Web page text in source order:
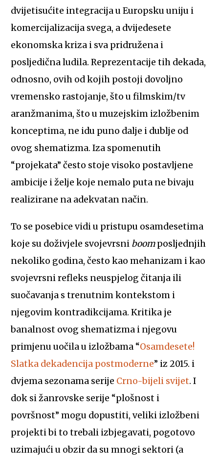
dvijetisućite integracija u Europsku uniju i
komercijalizacija svega, a dvijedesete
ekonomska kriza i sva pridružena i
posljedična ludila. Reprezentacije tih dekada,
odnosno, ovih od kojih postoji dovoljno
vremensko rastojanje, što u filmskim/tv
aranžmanima, što u muzejskim izložbenim
konceptima, ne idu puno dalje i dublje od
ovog shematizma. Iza spomenutih
“projekata” često stoje visoko postavljene
ambicije i želje koje nemalo puta ne bivaju
realizirane na adekvatan način.
To se posebice vidi u pristupu osamdesetima
koje su doživjele svojevrsni boomposljednjih
nekoliko godina, često kao mehanizam i kao
svojevrsni refleks neuspjelog čitanja ili
suočavanja s trenutnim kontekstom i
njegovim kontradikcijama. Kritika je
banalnost ovog shematizma i njegovu
primjenu uočila u izložbama “Osamdesete!
Slatka dekadencija postmoderne” iz 2015. i
dvjema sezonama serije Crno-bijeli svijet. I
dok si žanrovske serije “plošnost i
površnost” mogu dopustiti, veliki izložbeni
projekti bi to trebali izbjegavati, pogotovo
uzimajući u obzir da su mnogi sektori (a